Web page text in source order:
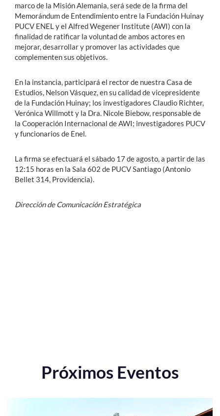
marco de la Misión Alemania, será sede de la firma del
Memorándum de Entendimiento entre la Fundación Huinay
PUCV ENEL y el Alfred Wegener Institute (AWI) con la
finalidad de ratificar la voluntad de ambos actores en
mejorar, desarrollar y promover las actividades que
complementen sus objetivos.
En la instancia, participará el rector de nuestra Casa de
Estudios, Nelson Vásquez, en su calidad de vicepresidente
de la Fundación Huinay; los investigadores Claudio Richter,
Verónica Willmott y la Dra. Nicole Biebow, responsable de
la Cooperación Internacional de AWI; investigadores PUCV
y funcionarios de Enel.
La firma se efectuará el sábado 17 de agosto, a partir de las
12:15 horas en la Sala 602 de PUCV Santiago (Antonio
Bellet 314, Providencia).
Dirección de Comunicación Estratégica
Próximos Eventos